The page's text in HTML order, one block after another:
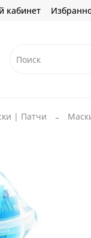
кабинет
| Патчи